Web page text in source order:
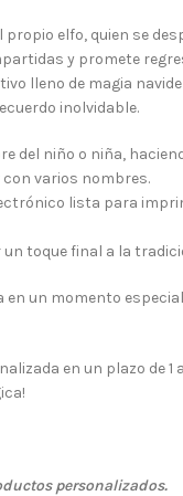
elfo, quien se
y promete
lleno de magia
inolvidable.
del niño o niña,
con varios nombres.
lista para
toque final a la
un momento
en un plazo de 1
personalizados.